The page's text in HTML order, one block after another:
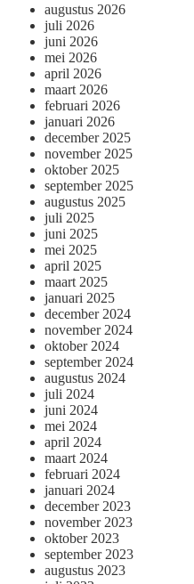
augustus 2026
juli 2026
juni 2026
mei 2026
april 2026
maart 2026
februari 2026
januari 2026
december 2025
november 2025
oktober 2025
september 2025
augustus 2025
juli 2025
juni 2025
mei 2025
april 2025
maart 2025
januari 2025
december 2024
november 2024
oktober 2024
september 2024
augustus 2024
juli 2024
juni 2024
mei 2024
april 2024
maart 2024
februari 2024
januari 2024
december 2023
november 2023
oktober 2023
september 2023
augustus 2023